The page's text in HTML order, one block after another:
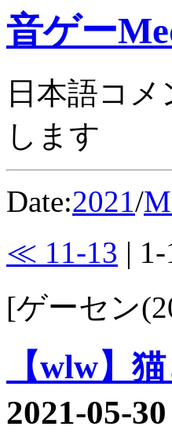
音ゲー
日本語コ
します
Date:2021/
≪ 11-13 |
[ゲーセン
【wlw】
2021-05-